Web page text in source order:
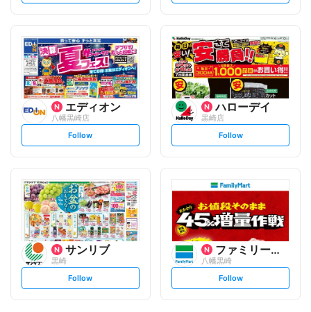
t
l
o
w
t
l
o
w
エディオン
八幡黒崎店
s
t
l
o
w
Follow
ハローデイ
黒崎店
s
t
o
Follow
サンリブ
黒崎
s
t
Follow
ファミリーマート
八幡黒崎
s
t
Follow